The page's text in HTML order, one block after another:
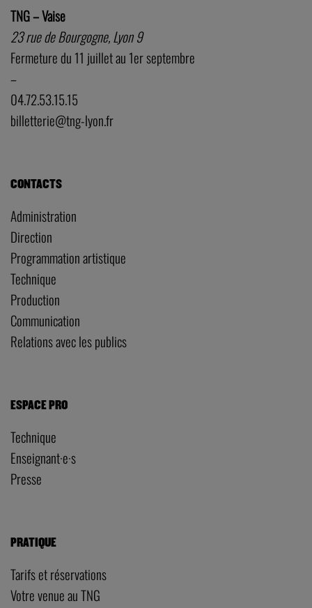
TNG – Vaise
23 rue de Bourgogne, Lyon 9
Fermeture du 11 juillet au 1er septembre
–
04.72.53.15.15
billetterie@tng-lyon.fr
CONTACTS
Administration
Direction
Programmation artistique
Technique
Production
Communication
Relations avec les publics
ESPACE PRO
Technique
Enseignant·e·s
Presse
PRATIQUE
Tarifs et réservations
Votre venue au TNG